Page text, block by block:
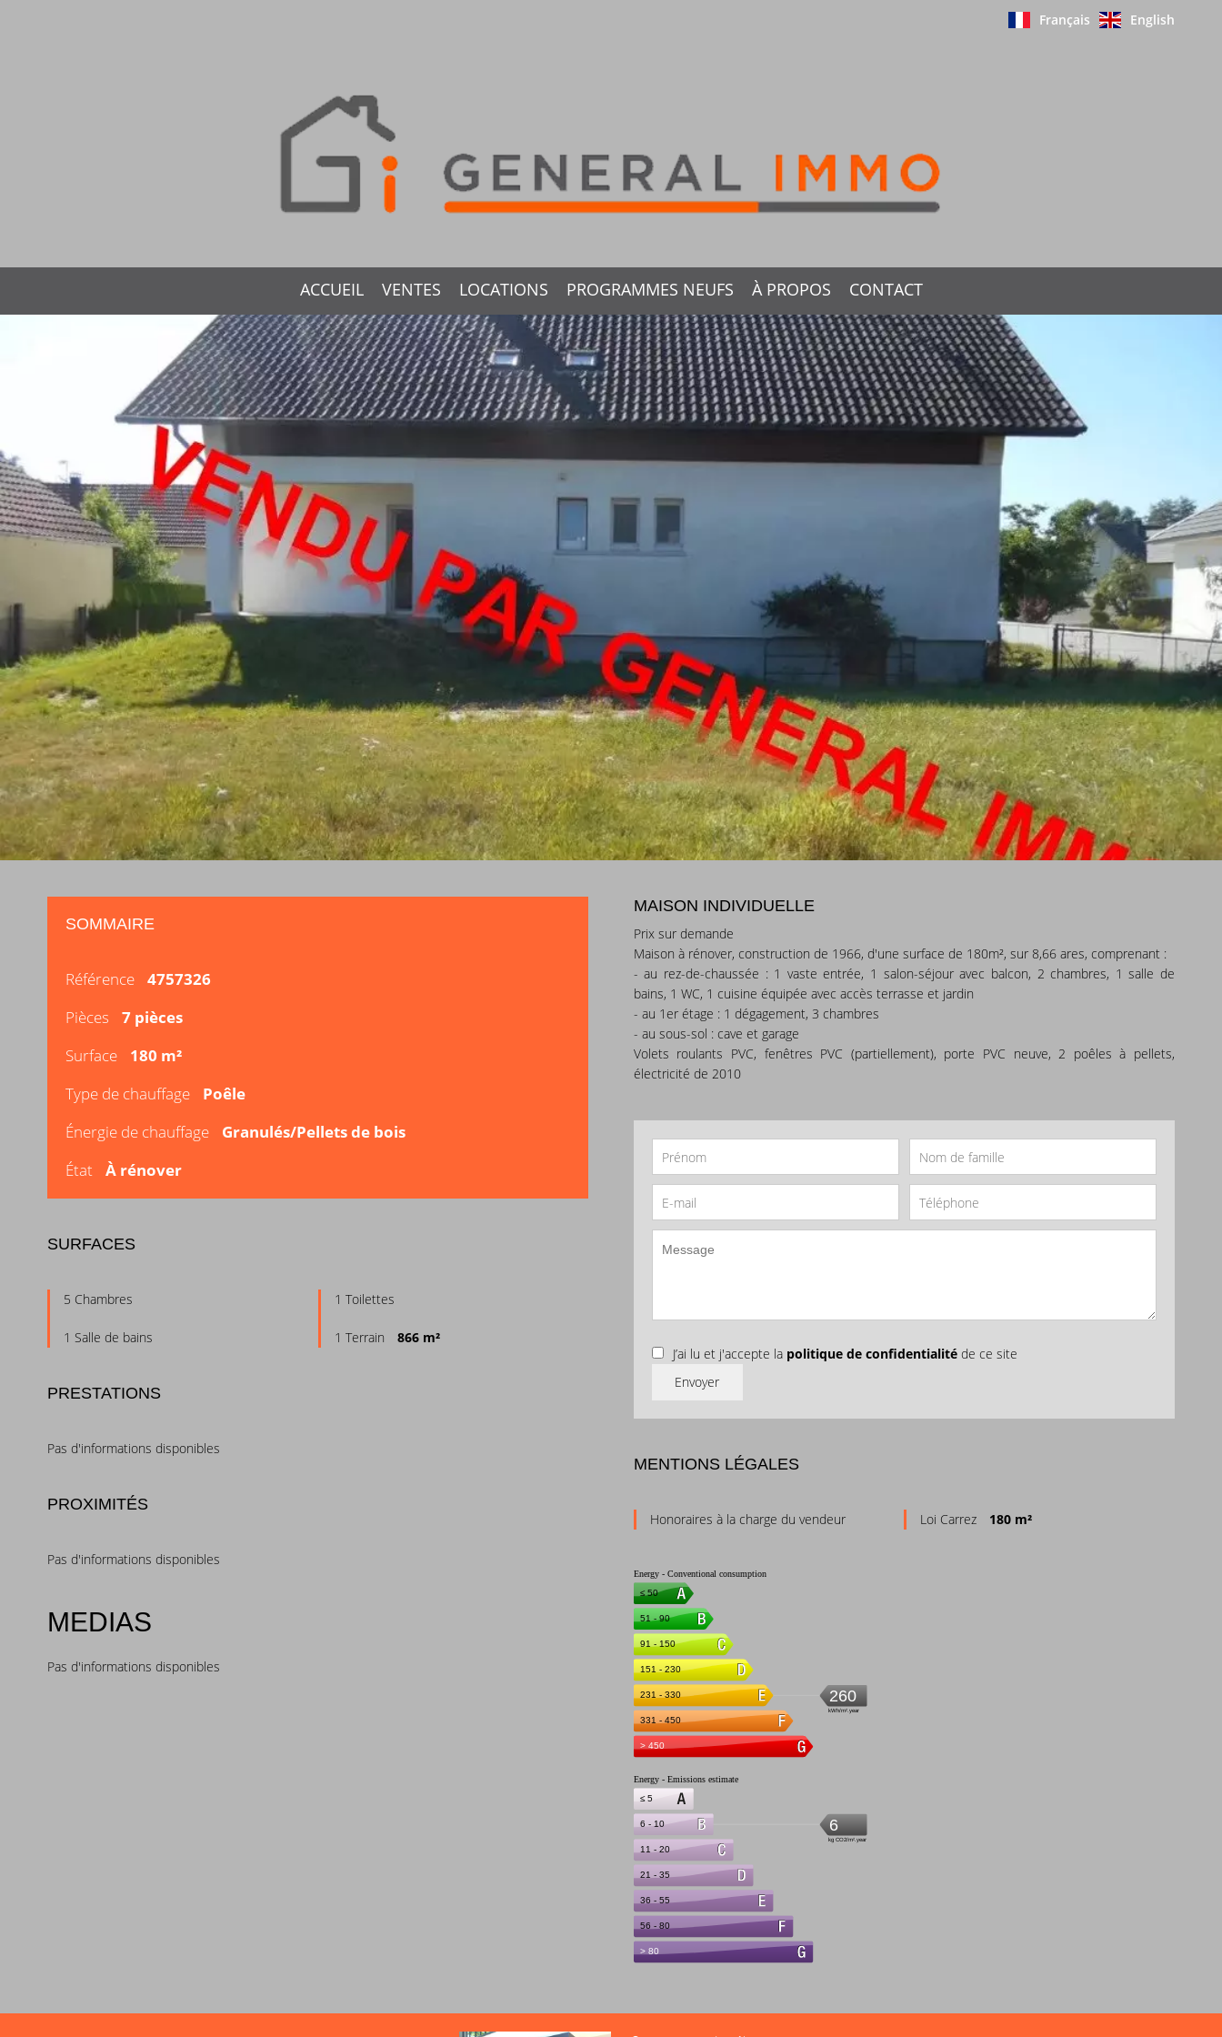
Français English
ACCUEIL VENTES LOCATIONS PROGRAMMES NEUFS À PROPOS CONTACT
SOMMAIRE
Référence
4757326
Pièces
7 pièces
Surface
180 m²
Type de chauffage
Poêle
Énergie de chauffage
Granulés/Pellets de bois
État
À rénover
SURFACES
5 Chambres 1 Toilettes
1 Salle de bains 1 Terrain 866 m²
PRESTATIONS
Pas d'informations disponibles
PROXIMITÉS
Pas d'informations disponibles
MEDIAS
Pas d'informations disponibles
MAISON INDIVIDUELLE
Prix sur demande
Maison à rénover, construction de 1966, d'une surface de 180m², sur 8,66 ares, comprenant :
- au rez-de-chaussée : 1 vaste entrée, 1 salon-séjour avec balcon, 2 chambres, 1 salle de
bains, 1 WC, 1 cuisine équipée avec accès terrasse et jardin
- au 1er étage : 1 dégagement, 3 chambres
- au sous-sol : cave et garage
Volets roulants PVC, fenêtres PVC (partiellement), porte PVC neuve, 2 poêles à pellets,
électricité de 2010
J’ai lu et j'accepte la politique de confidentialitéde ce site
Envoyer
MENTIONS LÉGALES
Honoraires à la charge du vendeur Loi Carrez 180 m²